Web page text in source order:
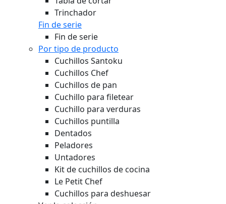
Trinchador
Fin de serie
Fin de serie
Por tipo de producto
Cuchillos Santoku
Cuchillos Chef
Cuchillos de pan
Cuchillo para filetear
Cuchillo para verduras
Cuchillos puntilla
Dentados
Peladores
Untadores
Kit de cuchillos de cocina
Le Petit Chef
Cuchillos para deshuesar